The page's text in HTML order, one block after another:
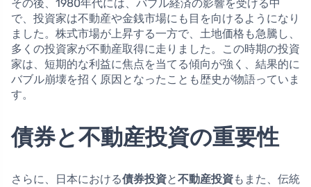
その後、1980年代には、バブル経済の影響を受ける中
で、投資家は不動産や金銭市場にも目を向けるようになり
ました。株式市場が上昇する一方で、土地価格も急騰し、
多くの投資家が不動産取得に走りました。この時期の投資
家は、短期的な利益に焦点を当てる傾向が強く、結果的に
バブル崩壊を招く原因となったことも歴史が物語っていま
す。
債券と不動産投資の重要性
さらに、日本における債券投資と不動産投資もまた、伝統